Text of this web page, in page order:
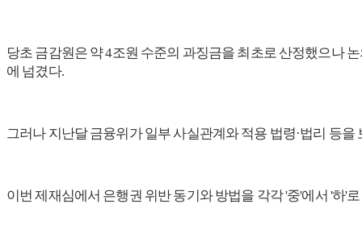
당초 금감원은 약 4조원 수준의 과징금을 최초로 산정했으나
에 넘겼다.
그러나 지난달 금융위가 일부 사실관계와 적용 법령·법리 등
이번 제재심에서 은행권 위반 동기와 방법을 각각 '중'에서 '하'